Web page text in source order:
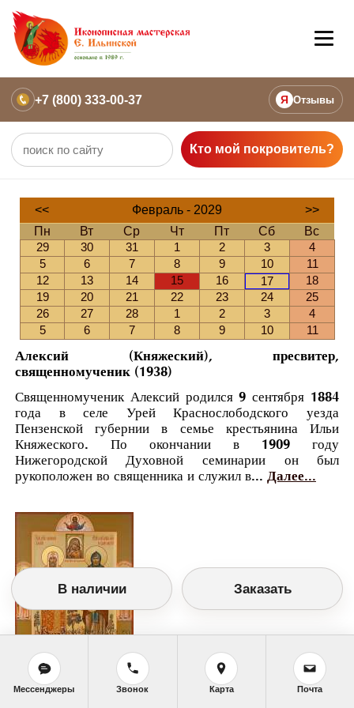
+7 (800) 333-00-37 Я Отзывы
Кто мой покровитель?
<< Февраль - 2029
>>
Пн
Вт Ср Чт Пт Сб
Вс
29
30 31 1 2 3
4
5
6 7 8 9 10
11
12
13 14 15 16 17
18
19
20 21 22 23 24
25
26
27 28 1 2 3
4
5
6 7 8 9 10 11
Алексий (Княжеский), пресвитер,
священномученик (1938)
Священномученик Алексий родился 9 сентября 1884
года в селе Урей Краснослободского уезда
Пензенской губернии в семье крестьянина Ильи
Княжеского. По окончании в 1909 году
Нижегородской Духовной семинарии он был
рукоположен во священника и служил в... Далее...
Православный календарь
В наличии Заказать
Мессенджеры Звонок Карта Почта